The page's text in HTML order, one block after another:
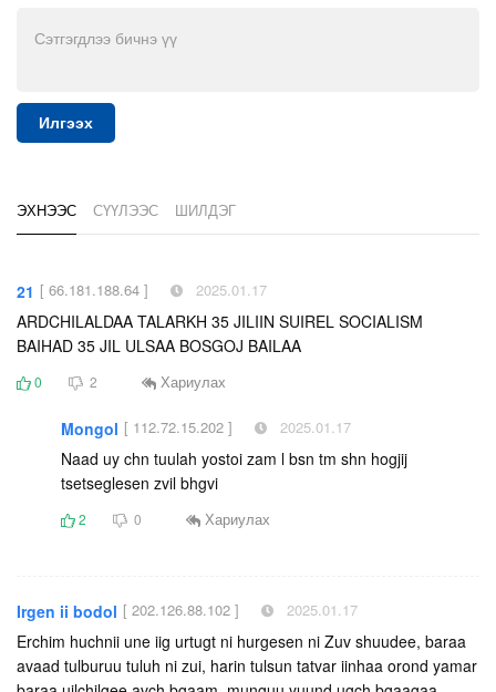
Илгээх
ЭХНЭЭС СҮҮЛЭЭС ШИЛДЭГ
21 [ 66.181.188.64 ] 2025.01.17
ARDCHILALDAA TALARKH 35 JILIIN SUIREL SOCIALISM
BAIHAD 35 JIL ULSAA BOSGOJ BAILAA
0 2 Хариулах
Mongol [ 112.72.15.202 ] 2025.01.17
Naad uy chn tuulah yostoi zam l bsn tm shn hogjij
tsetseglesen zvil bhgvi
2 0 Хариулах
Irgen ii bodol [ 202.126.88.102 ] 2025.01.17
Erchim huchnii une iig urtugt ni hurgesen ni Zuv shuudee, baraa
avaad tulburuu tuluh ni zui, harin tulsun tatvar iinhaa orond yamar